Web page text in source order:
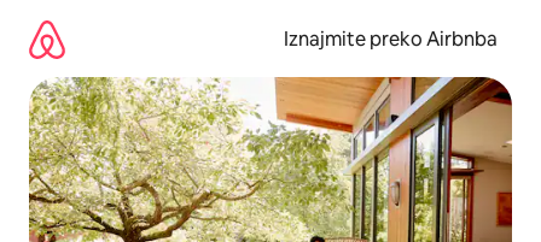
sadržaj
Iznajmite preko Airbnba